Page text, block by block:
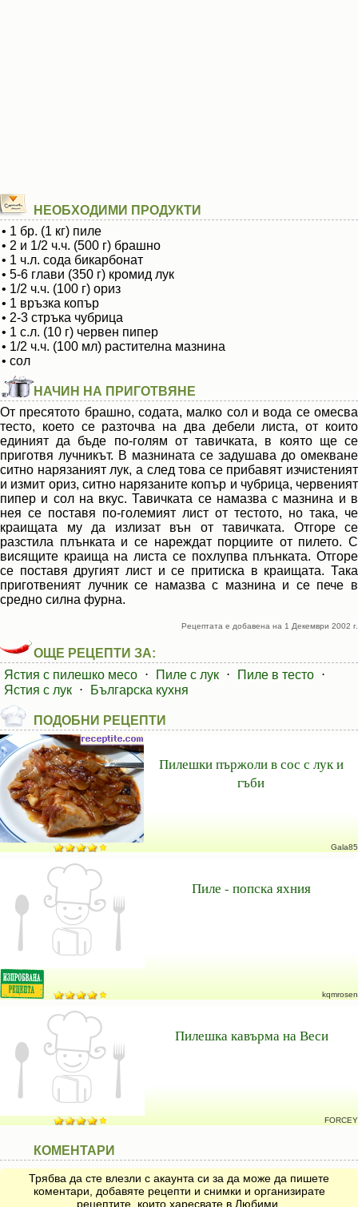
НЕОБХОДИМИ ПРОДУКТИ
• 1 бр. (1 кг) пиле
• 2 и 1/2 ч.ч. (500 г) брашно
• 1 ч.л. сода бикарбонат
• 5-6 глави (350 г) кромид лук
• 1/2 ч.ч. (100 г) ориз
• 1 връзка копър
• 2-3 стръка чубрица
• 1 с.л. (10 г) червен пипер
• 1/2 ч.ч. (100 мл) растителна мазнина
• сол
НАЧИН НА ПРИГОТВЯНЕ
От пресятото брашно, содата, малко сол и вода се омесва
тесто, което се разточва на два дебели листа, от които
единият да бъде по-голям от тавичката, в която ще се
приготвя лучникът. В мазнината се задушава до омекване
ситно нарязаният лук, а след това се прибавят изчистеният
и измит ориз, ситно нарязаните копър и чубрица, червеният
пипер и сол на вкус. Тавичката се намазва с мазнина и в
нея се поставя по-големият лист от тестото, но така, че
краищата му да излизат вън от тавичката. Отгоре се
разстила плънката и се нареждат порциите от пилето. С
висящите краища на листа се похлупва плънката. Отгоре
се поставя другият лист и се притиска в краищата. Така
приготвеният лучник се намазва с мазнина и се пече в
средно силна фурна.
Рецептата е добавена на 1 Декември 2002 г.
ОЩЕ РЕЦЕПТИ ЗА:
Ястия с пилешко месо ⋅ Пиле с лук ⋅ Пиле в тесто ⋅
Ястия с лук ⋅ Българска кухня
ПОДОБНИ РЕЦЕПТИ
Пилешки пържоли в сос с лук и
гъби
Gala85
Пиле - попска яхния
kqmrosen
Пилешка кавърма на Веси
FORCEY
КОМЕНТАРИ
Трябва да сте влезли с акаунта си за да може да пишете
коментари, добавяте рецепти и снимки и организирате
рецептите, които харесвате в Любими.